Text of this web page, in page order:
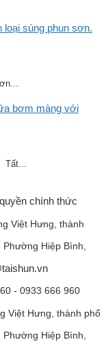
loại súng phun sơn.
bơm màng với
Tất...
chính thức
Việt Hưng, thành
Hiệp Bình,
- 0933 666 960
Việt Hưng, thành phố
Hiệp Bình,